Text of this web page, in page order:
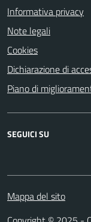
Informativa privacy
Note legali
Cookies
Dichiarazione di
Piano di
SEGUICI SU
Mappa del sito